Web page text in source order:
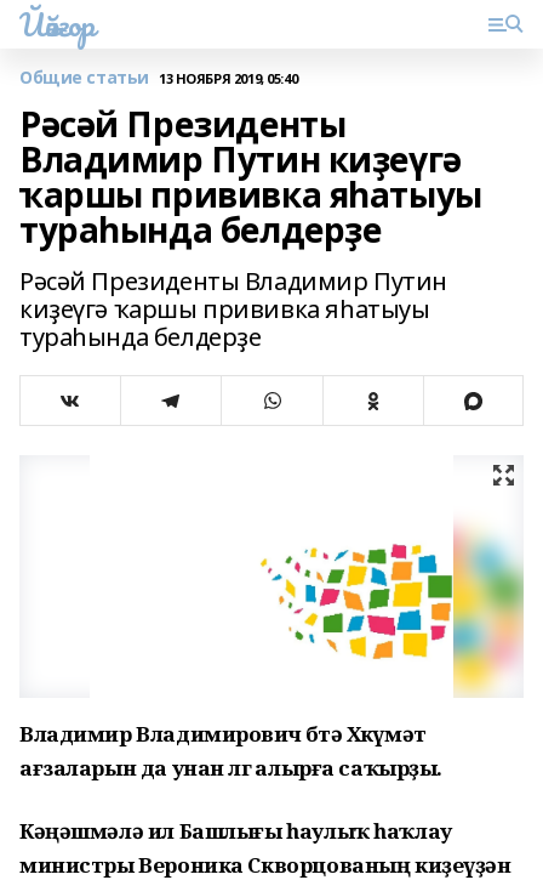
Йәйғор
Общие статьи 13 НОЯБРЯ 2019, 05:40
Рәсәй Президенты
Владимир Путин киҙеүгә
ҡаршы прививка яһатыуы
тураһында белдерҙе
Рәсәй Президенты Владимир Путин
киҙеүгә ҡаршы прививка яһатыуы
тураһында белдерҙе
Владимир Владимирович бөтә Хөкүмәт
ағзаларын да унан өлгө алырға саҡырҙы.
Кәңәшмәлә ил Башлығы һаулыҡ һаҡлау
министры Вероника Скворцованың киҙеүҙән